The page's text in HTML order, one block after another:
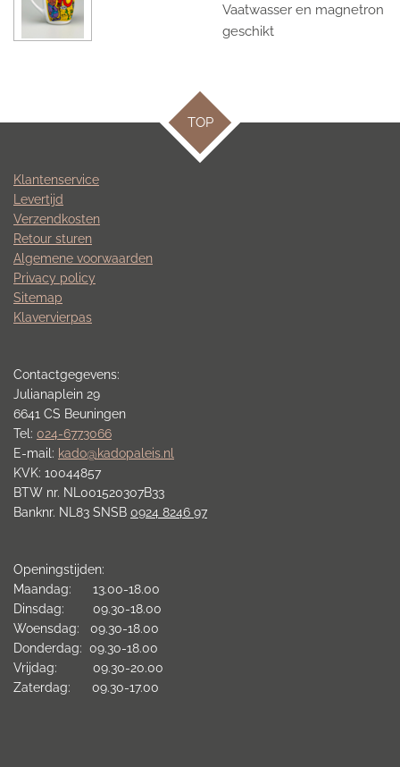
Vaatwasser en magnetron
geschikt
TOP
Klantenservice
Levertijd
Verzendkosten
Retour sturen
Algemene voorwaarden
Privacy policy
Sitemap
Klavervierpas
Contactgegevens:
Julianaplein 29
6641 CS Beuningen
Tel: 024-6773066
E-mail: kado@kadopaleis.nl
KVK: 10044857
BTW nr. NL001520307B33
Banknr. NL83 SNSB 0924 8246 97
Openingstijden:
Maandag: 13.00-18.00
Dinsdag: 09.30-18.00
Woensdag: 09.30-18.00
Donderdag: 09.30-18.00
Vrijdag: 09.30-20.00
Zaterdag: 09.30-17.00